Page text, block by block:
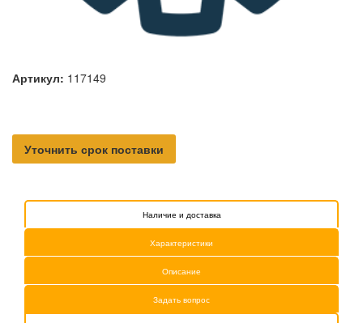
Артикул: 117149
Уточнить срок поставки
Наличие и доставка
Характеристики
Описание
Задать вопрос